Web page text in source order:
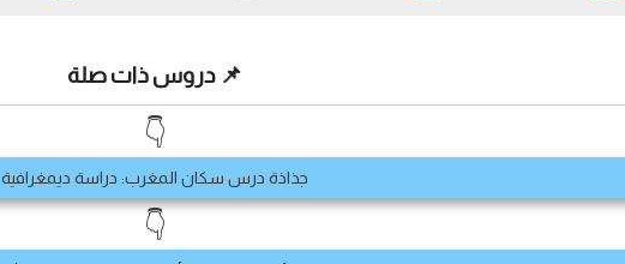
📌 دروس ذات صلة
👇
جذاذة درس سكان المغرب: دراسة ديمغرافية
👇